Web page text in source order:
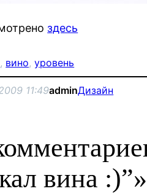
здесь
, вино, уровень
11:49adminДизайн
вина :)”»